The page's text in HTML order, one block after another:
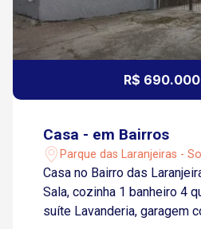
R$
Casa - em Bairros
Parque das Laranjeiras -
Casa no Bairro das
Sala, cozinha 1 banheiro 4 quartos, sendo 1
suíte Lavanderia, garagem